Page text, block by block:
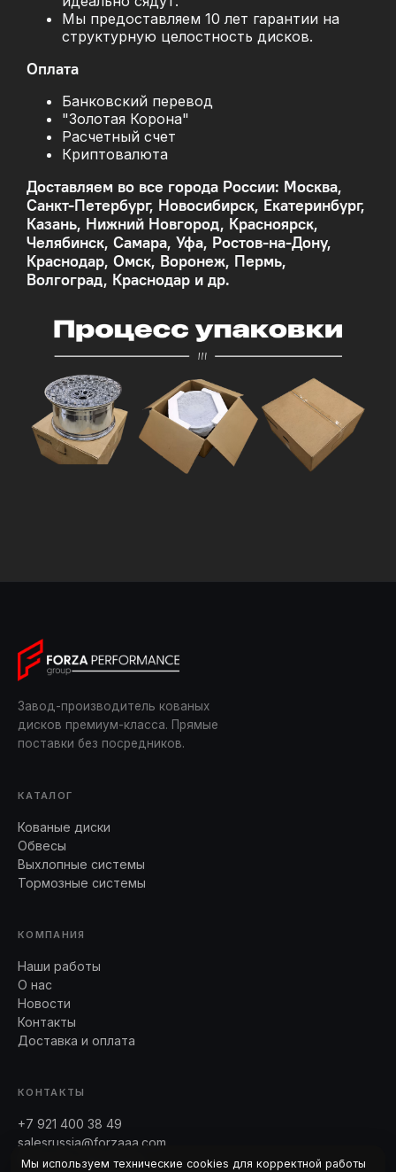
Мы предоставляем 10 лет гарантии на
структурную целостность дисков.
Оплата
Банковский перевод
"Золотая Корона"
Расчетный счет
Криптовалюта
Доставляем во все города России: Москва,
Санкт-Петербург, Новосибирск, Екатеринбург,
Казань, Нижний Новгород, Красноярск,
Челябинск, Самара, Уфа, Ростов-на-Дону,
Краснодар, Омск, Воронеж, Пермь,
Волгоград, Краснодар и др.
Завод-производитель кованых
дисков премиум-класса. Прямые
поставки без посредников.
КАТАЛОГ
Кованые диски
Обвесы
Выхлопные системы
Тормозные системы
КОМПАНИЯ
Наши работы
О нас
Новости
Контакты
Доставка и оплата
КОНТАКТЫ
+7 921 400 38 49
salesrussia@forzaaa.com
Telegram · WhatsApp
Мы используем технические cookies для корректной работы